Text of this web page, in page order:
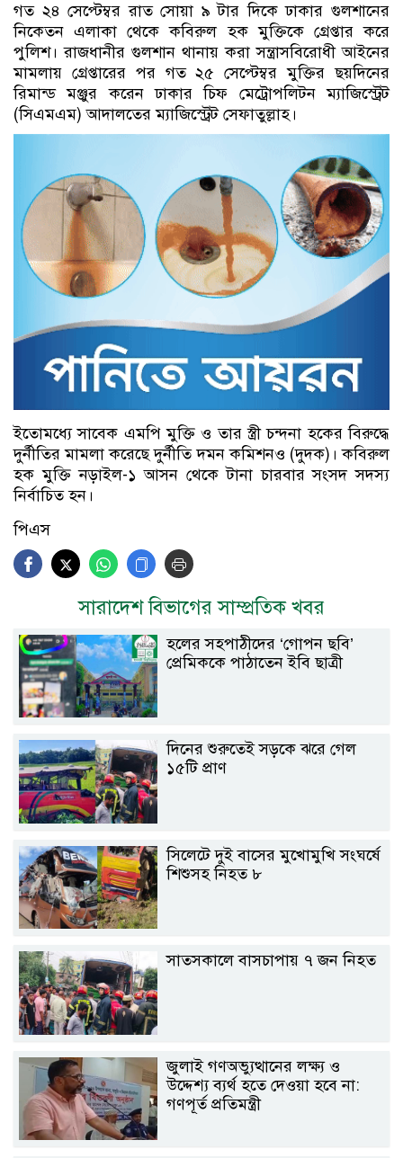
গত ২৪ সেপ্টেম্বর রাত সোয়া ৯ টার দিকে ঢাকার গুলশানের
নিকেতন এলাকা থেকে কবিরুল হক মুক্তিকে গ্রেপ্তার করে
পুলিশ। রাজধানীর গুলশান থানায় করা সন্ত্রাসবিরোধী আইনের
মামলায় গ্রেপ্তারের পর গত ২৫ সেপ্টেম্বর মুক্তির ছয়দিনের
রিমান্ড মঞ্জুর করেন ঢাকার চিফ মেট্রোপলিটন ম্যাজিস্ট্রেট
(সিএমএম) আদালতের ম্যাজিস্ট্রেট সেফাতুল্লাহ।
ইতোমধ্যে সাবেক এমপি মুক্তি ও তার স্ত্রী চন্দনা হকের বিরুদ্ধে
দুর্নীতির মামলা করেছে দুর্নীতি দমন কমিশনও (দুদক)। কবিরুল
হক মুক্তি নড়াইল-১ আসন থেকে টানা চারবার সংসদ সদস্য
নির্বাচিত হন।
পিএস
সারাদেশ বিভাগের সাম্প্রতিক খবর
হলের সহপাঠীদের ‘গোপন ছবি’
প্রেমিককে পাঠাতেন ইবি ছাত্রী
দিনের শুরুতেই সড়কে ঝরে গেল
১৫টি প্রাণ
সিলেটে দুই বাসের মুখোমুখি সংঘর্ষে
শিশুসহ নিহত ৮
সাতসকালে বাসচাপায় ৭ জন নিহত
জুলাই গণঅভ্যুত্থানের লক্ষ্য ও
উদ্দেশ্য ব্যর্থ হতে দেওয়া হবে না:
গণপূর্ত প্রতিমন্ত্রী